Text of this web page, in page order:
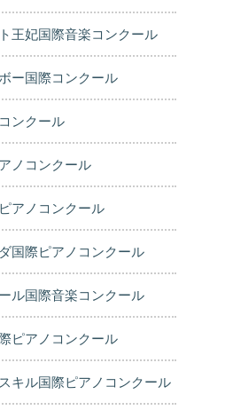
王妃国際音楽コンクール
ー国際コンクール
ンクール
ノコンクール
アノコンクール
国際ピアノコンクール
ル国際音楽コンクール
ピアノコンクール
キル国際ピアノコンクール